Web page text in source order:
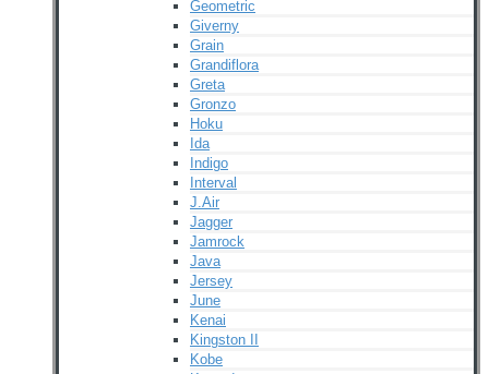
Geometric
Giverny
Grain
Grandiflora
Greta
Gronzo
Hoku
Ida
Indigo
Interval
J.Air
Jagger
Jamrock
Java
Jersey
June
Kenai
Kingston II
Kobe